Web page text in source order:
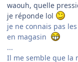
waouh, quelle
je réponde lol
je ne connais pas
en magasin
...
Il me semble que la